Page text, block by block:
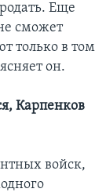
Еще
сможет
только в том
он.
Карпенков
войск,